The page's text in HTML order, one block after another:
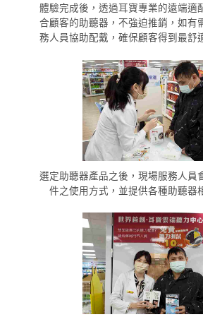
體驗完成後，透過耳寶專業的遠端適
合顧客的助聽器，不強迫推銷，如有
務人員協助配戴，確保顧客得到最舒
選定助聽器產品之後，現場服務人員
件之使用方式，並提供各種助聽器